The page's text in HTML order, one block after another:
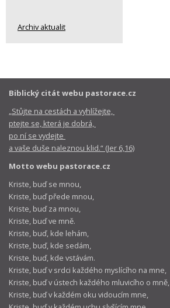
Archiv aktualit
Biblický citát webu pastorace.cz
„Stůjte na cestách a vyhlížejte,
ptejte se, která je dobrá,
po ní se vydejte
a vaše duše naleznou klid.“ (Jer 6,16)
Motto webu pastorace.cz
Kriste, buď se mnou,
Kriste, buď přede mnou,
Kriste, buď za mnou,
Kriste, buď ve mně.
Kriste, buď, kde lehám,
Kriste, buď, kde sedám,
Kriste, buď, kde vstávám.
Kriste, buď v srdci každého myslícího na mne,
Kriste, buď v ústech každého mluvicího o mně,
Kriste, buď v každém oku vidoucím mne,